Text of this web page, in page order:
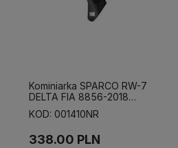
Kominiarka SPARCO RW-7
DELTA FIA 8856-2018
czarna
KOD: 001410NR
338.00 PLN